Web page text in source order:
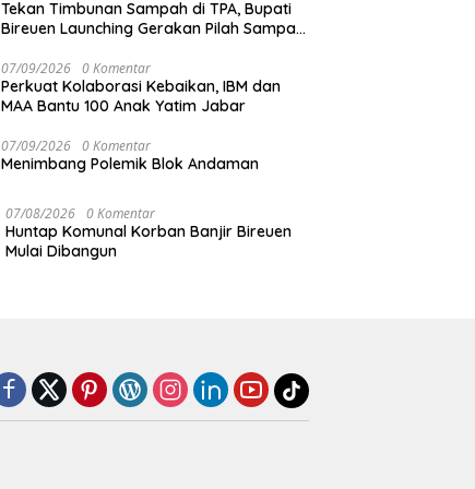
Tekan Timbunan Sampah di TPA, Bupati
Bireuen Launching Gerakan Pilah Sampah
07/09/2026 0 Komentar
Perkuat Kolaborasi Kebaikan, IBM dan
MAA Bantu 100 Anak Yatim Jabar
07/09/2026 0 Komentar
Menimbang Polemik Blok Andaman
07/08/2026 0 Komentar
Huntap Komunal Korban Banjir Bireuen
Mulai Dibangun